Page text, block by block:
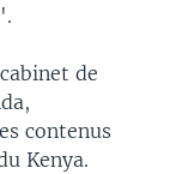
de
contenus
Kenya.